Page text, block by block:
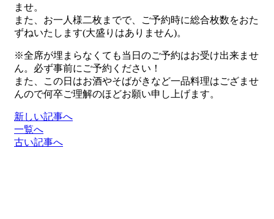
ませ。
また、お一人様二枚までで、ご予約時に総合枚数をおた
ずねいたします(大盛りはありません)。
※全席が埋まらなくても当日のご予約はお受け出来ませ
ん。必ず事前にご予約ください！
また、この日はお酒やそばがきなど一品料理はござませ
んので何卒ご理解のほどお願い申し上げます。
新しい記事へ
一覧へ
古い記事へ